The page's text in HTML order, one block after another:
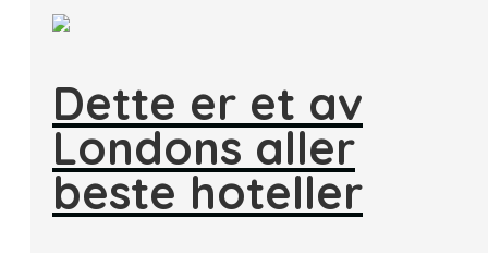
Dette er et av
Londons aller
beste hoteller